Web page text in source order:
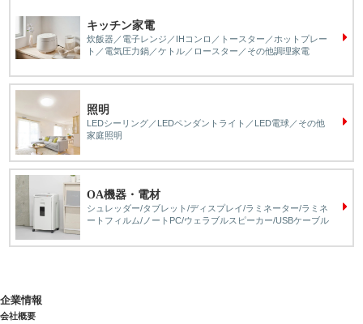
キッチン家電
炊飯器／電子レンジ／IHコンロ／トースター／ホットプレー
ト／電気圧力鍋／ケトル／ロースター／その他調理家電
照明
LEDシーリング／LEDペンダントライト／LED電球／その他
家庭照明
OA機器・電材
シュレッダー/タブレット/ディスプレイ/ラミネーター/ラミネ
ートフィルム/ノートPC/ウェラブルスピーカー/USBケーブル
企業情報
会社概要